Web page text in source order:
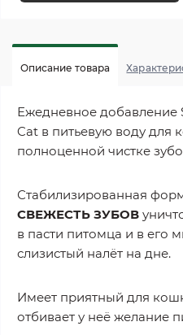
Описание товара
Ежедневное добавление
Cat в питьевую воду для
полноценной чистке
Стабилизированная
СВЕЖЕСТЬ ЗУБОВ
в пасти питомца и в его
слизистый налёт на дне.
Имеет приятный для
отбивает у неё желание